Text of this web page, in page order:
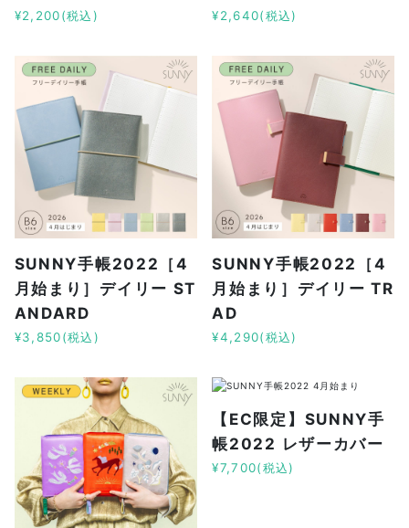
¥2,200(税込) ¥2,640(税込)
SUNNY手帳2022［4
月始まり］デイリー ST
ANDARD
¥3,850(税込)
SUNNY手帳2022［4
月始まり］デイリー TR
AD
¥4,290(税込)
【EC限定】SUNNY手
帳2022 レザーカバー
¥7,700(税込)